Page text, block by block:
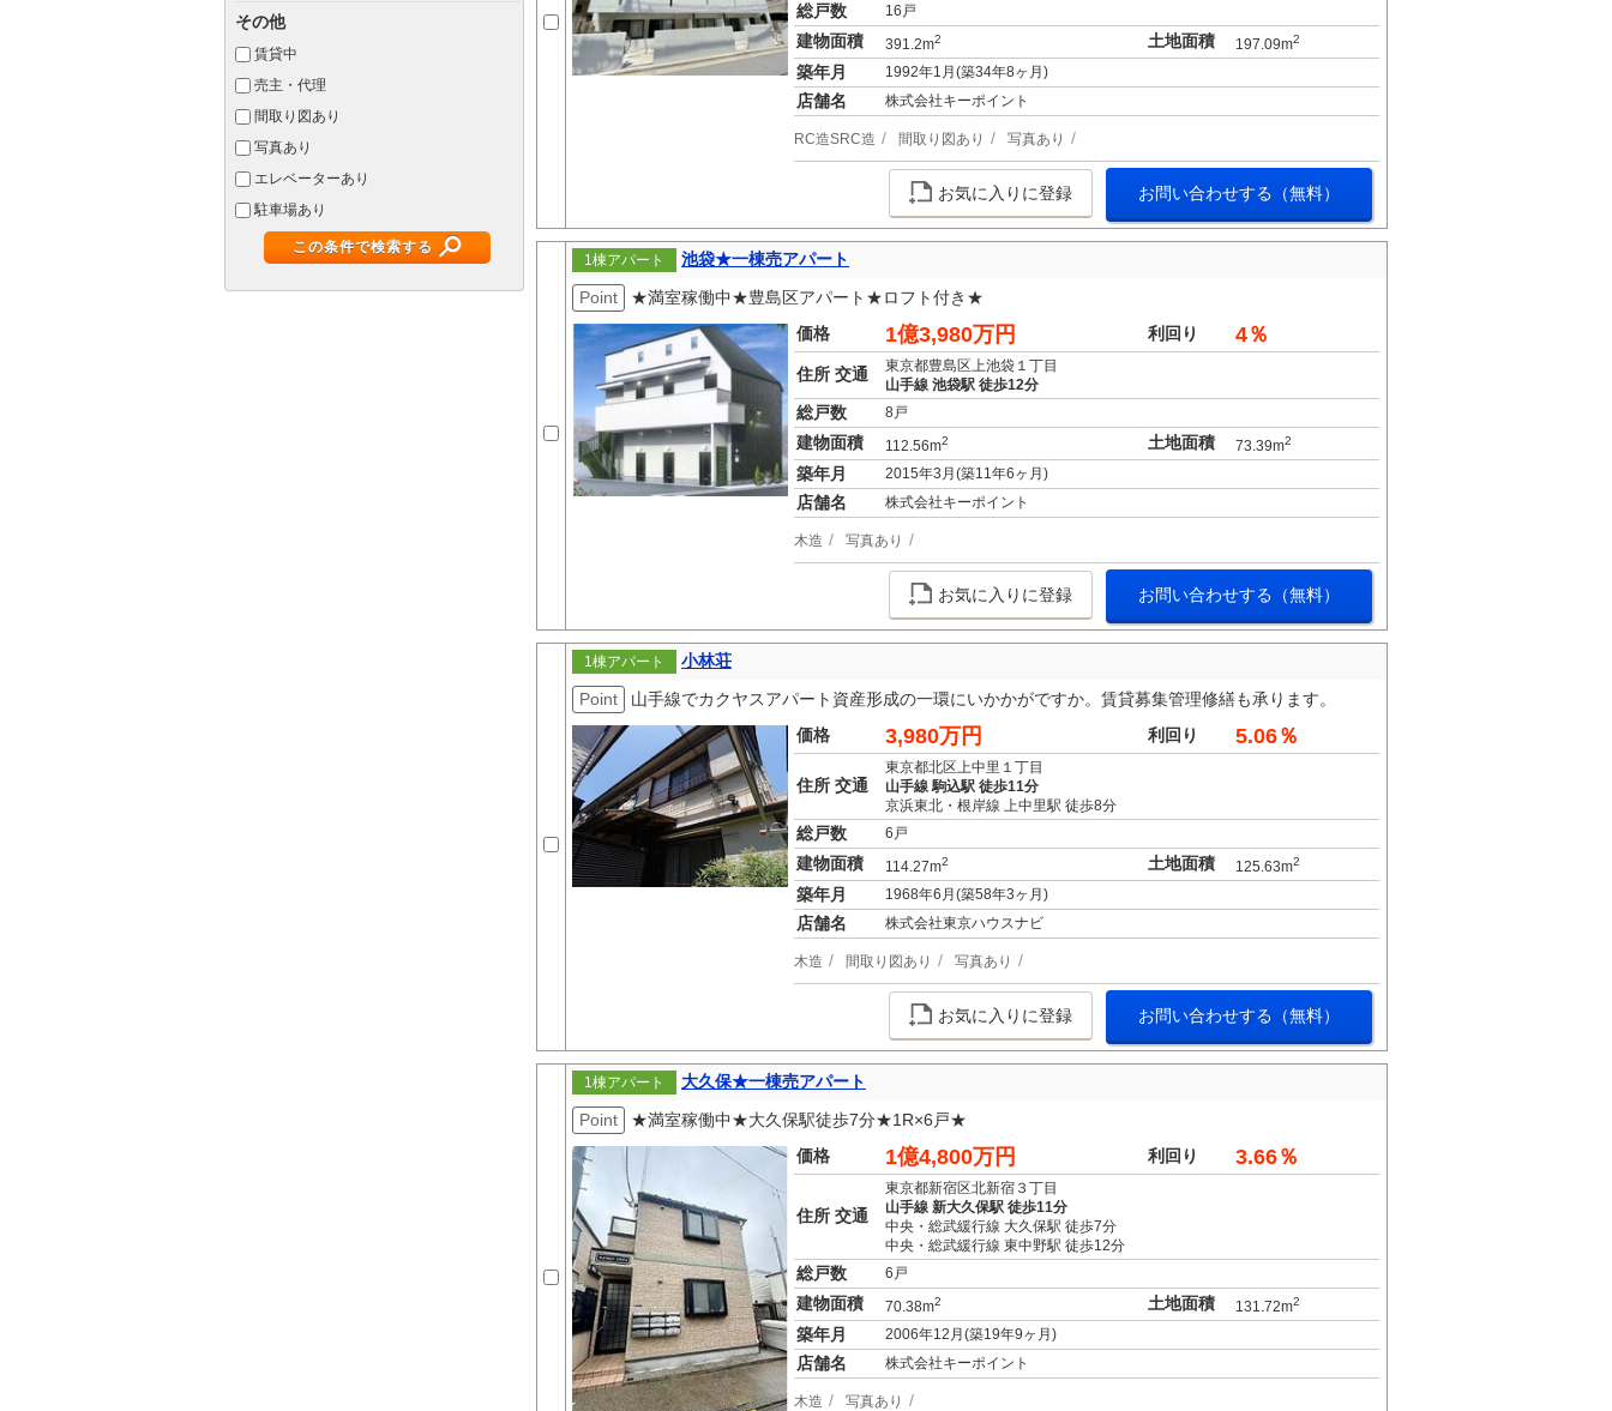
総戸数 16戸
建物面積 391.2m2 土地面積 197.09m2
築年月 1992年1月(築34年8ヶ月)
店舗名 株式会社キーポイント
RC造SRC造 間取り図あり 写真あり
お気に入りに登録 お問い合わせする（無料）
1棟アパート
池袋★一棟売アパート
Point
★満室稼働中★豊島区アパート★ロフト付き★
価格
1億3,980万円 利回り 4％
住所 交通
東京都豊島区上池袋１丁目
山手線 池袋駅 徒歩12分
総戸数 8戸
建物面積 112.56m2 土地面積 73.39m2
築年月 2015年3月(築11年6ヶ月)
店舗名 株式会社キーポイント
木造 写真あり
お気に入りに登録 お問い合わせする（無料）
1棟アパート
小林荘
Point
山手線でカクヤスアパート資産形成の一環にいかかがですか。賃貸募集管理修繕も承ります。
価格
3,980万円 利回り 5.06％
住所 交通
東京都北区上中里１丁目
山手線 駒込駅 徒歩11分
京浜東北・根岸線 上中里駅 徒歩8分
総戸数 6戸
建物面積 114.27m2 土地面積 125.63m2
築年月 1968年6月(築58年3ヶ月)
店舗名 株式会社東京ハウスナビ
木造 間取り図あり 写真あり
お気に入りに登録 お問い合わせする（無料）
1棟アパート
大久保★一棟売アパート
Point
★満室稼働中★大久保駅徒歩7分★1R×6戸★
価格
1億4,800万円 利回り 3.66％
住所 交通
東京都新宿区北新宿３丁目
山手線 新大久保駅 徒歩11分
中央・総武緩行線 大久保駅 徒歩7分
中央・総武緩行線 東中野駅 徒歩12分
総戸数 6戸
建物面積 70.38m2 土地面積 131.72m2
築年月 2006年12月(築19年9ヶ月)
店舗名 株式会社キーポイント
木造 写真あり
その他
賃貸中
売主・代理
間取り図あり
写真あり
エレベーターあり
駐車場あり
この条件で検索する